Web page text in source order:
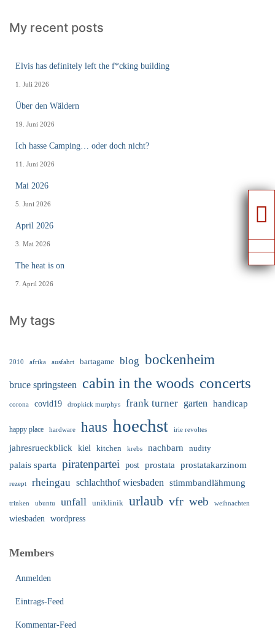
My recent posts
Elvis has definitely left the f*cking building
1. Juli 2026
Über den Wäldern
19. Juni 2026
Ich hasse Camping… oder doch nicht?
11. Juni 2026
Mai 2026
5. Juni 2026
April 2026
3. Mai 2026
The heat is on
7. April 2026
My tags
2010 afrika ausfahrt bartagame blog bockenheim
bruce springsteen cabin in the woods concerts
corona covid19 dropkick murphys frank turner garten handicap
happy place hardware haus hoechst irie revoltes
jahresrueckblick kiel kitchen krebs nachbarn nudity
palais sparta piratenpartei post prostata prostatakarzinom
rezept rheingau schlachthof wiesbaden stimmbandlähmung
trinken ubuntu unfall uniklinik urlaub vfr web weihnachten
wiesbaden wordpress
Members
Anmelden
Eintrags-Feed
Kommentar-Feed